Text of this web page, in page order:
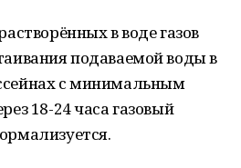
в воде газов
подаваемой воды в
с минимальным
18-24 часа газовый